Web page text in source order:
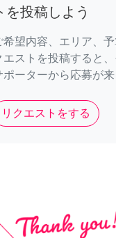
を投稿しよう
希望内容、エリア、
エストを投稿すると
ポーターから応募が来
リクエストをする